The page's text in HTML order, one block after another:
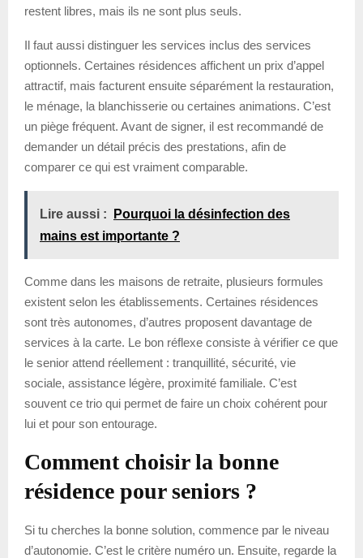
restent libres, mais ils ne sont plus seuls.
Il faut aussi distinguer les services inclus des services
optionnels. Certaines résidences affichent un prix d’appel
attractif, mais facturent ensuite séparément la restauration,
le ménage, la blanchisserie ou certaines animations. C’est
un piège fréquent. Avant de signer, il est recommandé de
demander un détail précis des prestations, afin de
comparer ce qui est vraiment comparable.
Lire aussi :
Pourquoi la désinfection des
mains est importante ?
Comme dans les maisons de retraite, plusieurs formules
existent selon les établissements. Certaines résidences
sont très autonomes, d’autres proposent davantage de
services à la carte. Le bon réflexe consiste à vérifier ce que
le senior attend réellement : tranquillité, sécurité, vie
sociale, assistance légère, proximité familiale. C’est
souvent ce trio qui permet de faire un choix cohérent pour
lui et pour son entourage.
Comment choisir la bonne
résidence pour seniors ?
Si tu cherches la bonne solution, commence par le niveau
d’autonomie. C’est le critère numéro un. Ensuite, regarde la